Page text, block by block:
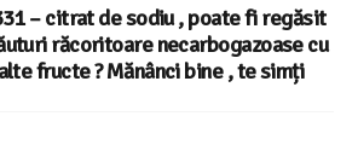
– citrat de sodiu , poate fi regăsit
răcoritoare necarbogazoase cu
fructe ? Mănânci bine , te simți